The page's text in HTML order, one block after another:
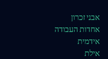
אבני זכרון
אחדות העבודה
אידמית
אילת